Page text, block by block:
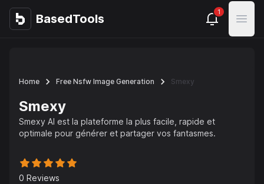
BasedTools
BasedTools 1
Open
Home Free Nsfw Image Generation Smexy
Smexy
Smexy AI est la plateforme la plus facile, rapide et
optimale pour générer et partager vos fantasmes.
0 Reviews